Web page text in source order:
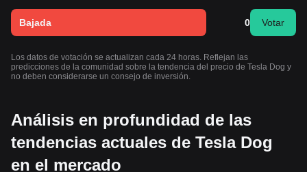
Bajada 0 Votar
Los datos de votación se actualizan cada 24 horas. Reflejan las
predicciones de la comunidad sobre la tendencia del precio de Tesla Dog y
no deben considerarse un consejo de inversión.
Análisis en profundidad de las
tendencias actuales de Tesla Dog
en el mercado